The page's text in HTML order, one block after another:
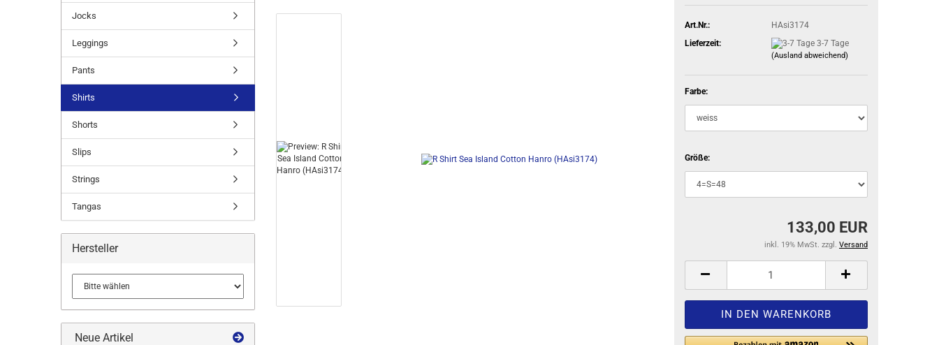
Art.Nr.:
HAsi3174
Lieferzeit:
3-7 Tage
(Ausland abweichend)
Farbe:
Größe:
133,00 EUR
inkl. 19% MwSt. zzgl. Versand
Jocks
Leggings
Pants
Shirts
Shorts
Slips
Strings
Tangas
Hersteller
Neue Artikel